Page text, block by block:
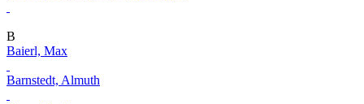
B
Baierl, Max
Barnstedt, Almuth